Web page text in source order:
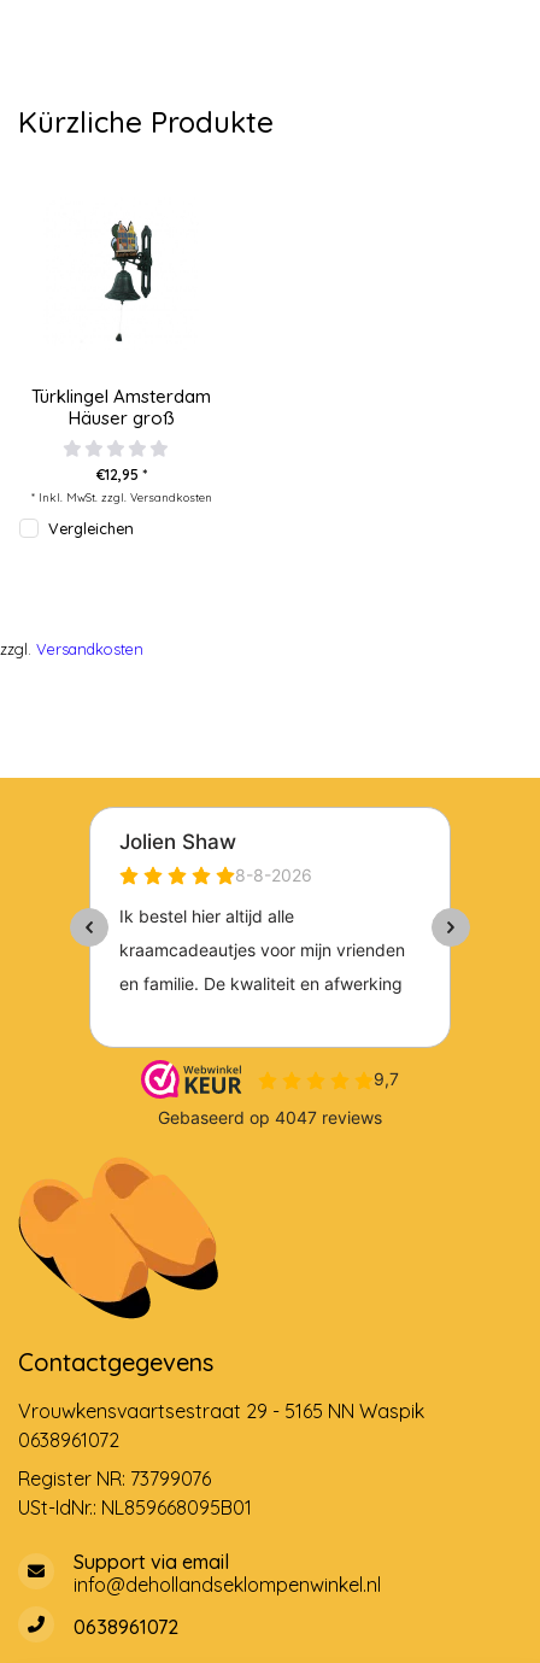
Kürzliche Produkte
Türklingel Amsterdam
Häuser groß
€12,95 *
* Inkl. MwSt. zzgl. Versandkosten
Vergleichen
zzgl. Versandkosten
Contactgegevens
Vrouwkensvaartsestraat 29 - 5165 NN Waspik
0638961072
Register NR: 73799076
USt-IdNr.: NL859668095B01
Support via email
info@dehollandseklompenwinkel.nl
0638961072